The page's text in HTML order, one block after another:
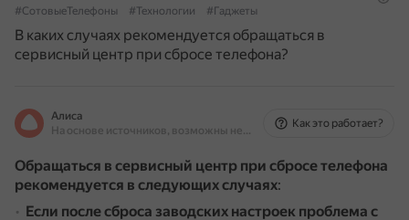
#СотовыеТелефоны
#Технологии #Гаджеты
В каких случаях рекомендуется обращаться в
сервисный центр при сбросе телефона?
Алиса
На основе источников, возможны неточности
Как это работает?
Обращаться в сервисный центр при сбросе телефона
рекомендуется в следующих случаях:
Если после сброса заводских настроек проблема с